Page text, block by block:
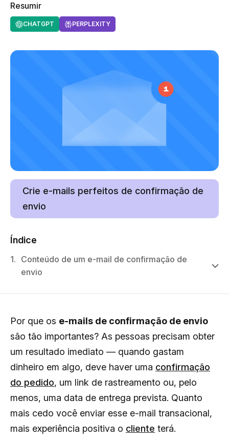
Resumir
CHATGPT PERPLEXITY
Crie e-mails perfeitos de confirmação de
envio
Índice
1. Conteúdo de um e-mail de confirmação de
envio
Por que os e-mails de confirmação de envio
são tão importantes? As pessoas precisam obter
um resultado imediato — quando gastam
dinheiro em algo, deve haver uma confirmação
do pedido, um link de rastreamento ou, pelo
menos, uma data de entrega prevista. Quanto
mais cedo você enviar esse e-mail transacional,
mais experiência positiva o cliente terá.